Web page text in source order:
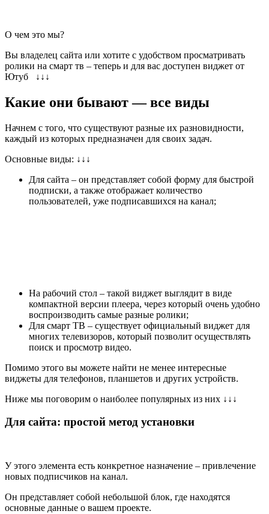
О чем это мы?
Вы владелец сайта или хотите с удобством просматривать
ролики на смарт тв – теперь и для вас доступен виджет от
Ютуб
↓↓↓
Какие они бывают — все виды
Начнем с того, что существуют разные их разновидности,
каждый из которых предназначен для своих задач.
Основные виды: ↓ ↓ ↓
Для сайта – он представляет собой форму для быстрой
подписки, а также отображает количество
пользователей, уже подписавшихся на канал;
На рабочий стол – такой виджет выглядит в виде
компактной версии плеера, через который очень удобно
воспроизводить самые разные ролики;
Для смарт ТВ – существует официальный виджет для
многих телевизоров, который позволит осуществлять
поиск и просмотр видео.
Помимо этого вы можете найти не менее интересные
виджеты для телефонов, планшетов и других устройств.
Ниже мы поговорим о наиболее популярных из них ↓ ↓ ↓
Для сайта: простой метод установки
У этого элемента есть конкретное назначение – привлечение
новых подписчиков на канал.
Он представляет собой небольшой блок, где находятся
основные данные о вашем проекте.